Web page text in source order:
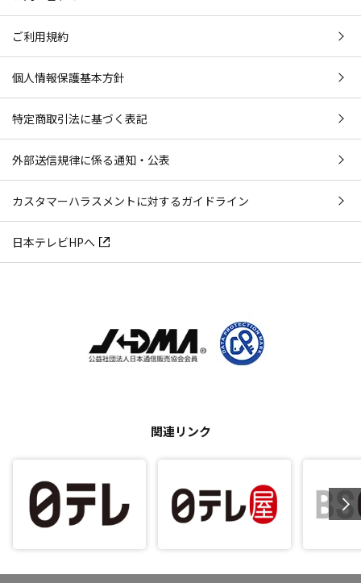
ご利用規約
個人情報保護基本方針
特定商取引法に基づく表記
外部送信規律に係る通知・公表
カスタマーハラスメントに対するガイドライン
日本テレビHPへ
関連リンク